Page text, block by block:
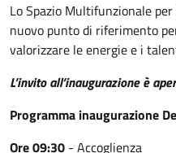
Lo Spazio Multifunzionale
nuovo punto di riferimento
valorizzare le energie e i
L’invito all’inaugurazione è
Programma inaugurazione
Ore 09:30 - Accoglienza